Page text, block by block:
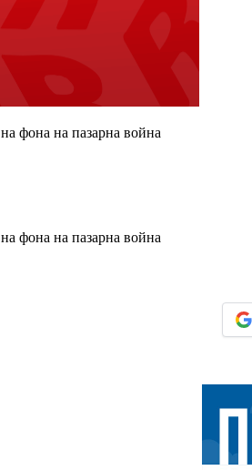
фона на пазарна война
фона на пазарна война